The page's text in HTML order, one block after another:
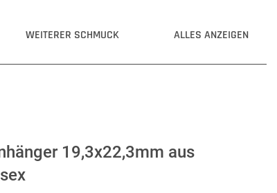
WEITERER SCHMUCK ALLES ANZEIGEN
19,3x22,3mm aus